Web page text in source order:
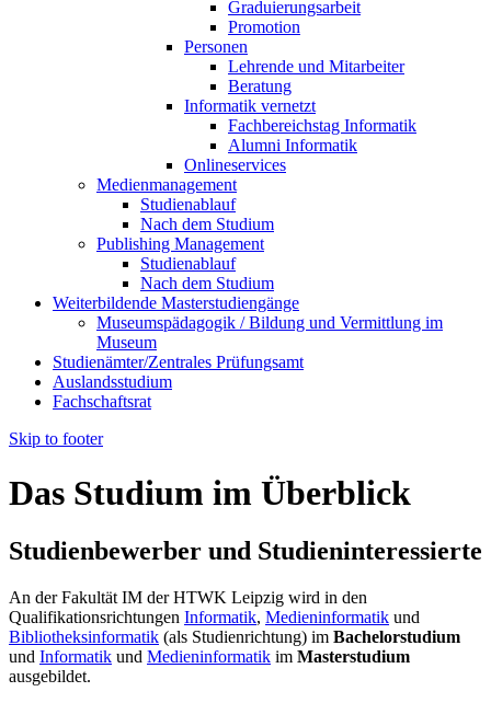
Graduierungsarbeit
Promotion
Personen
Lehrende und Mitarbeiter
Beratung
Informatik vernetzt
Fachbereichstag Informatik
Alumni Informatik
Onlineservices
Medienmanagement
Studienablauf
Nach dem Studium
Publishing Management
Studienablauf
Nach dem Studium
Weiterbildende Masterstudiengänge
Museumspädagogik / Bildung und Vermittlung im
Museum
Studienämter/Zentrales Prüfungsamt
Auslandsstudium
Fachschaftsrat
Skip to footer
Das Studium im Überblick
Studienbewerber und Studieninteressierte
An der Fakultät IM der HTWK Leipzig wird in den
Qualifikationsrichtungen Informatik, Medieninformatik und
Bibliotheksinformatik (als Studienrichtung) im Bachelorstudium
und Informatik und Medieninformatik im Masterstudium
ausgebildet.